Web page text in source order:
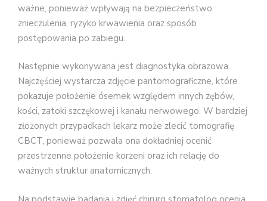
ważne, ponieważ wpływają na bezpieczeństwo
znieczulenia, ryzyko krwawienia oraz sposób
postępowania po zabiegu.
Następnie wykonywana jest diagnostyka obrazowa.
Najczęściej wystarcza zdjęcie pantomograficzne, które
pokazuje położenie ósemek względem innych zębów,
kości, zatoki szczękowej i kanału nerwowego. W bardziej
złożonych przypadkach lekarz może zlecić tomografię
CBCT, ponieważ pozwala ona dokładniej ocenić
przestrzenne położenie korzeni oraz ich relację do
ważnych struktur anatomicznych.